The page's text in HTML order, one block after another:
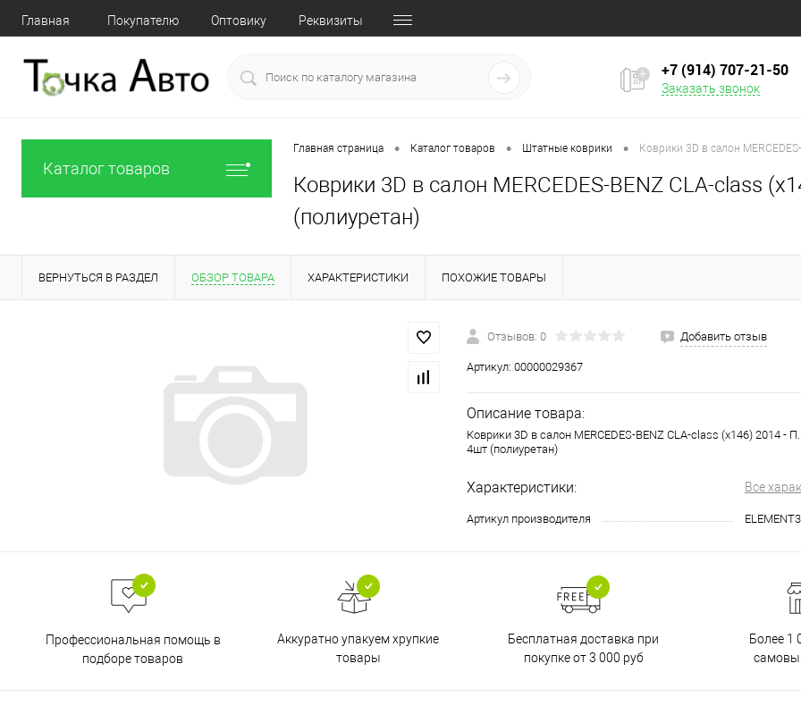
Главная Покупателю Оптовику Реквизиты
+7 (914) 707‒21‒50
Заказать звонок
Каталог товаров
Главная страница • Каталог товаров • Штатные коврики • Коврики 3D в салон
Коврики 3D в салон MERCEDES-BENZ CLA-class
(полиуретан)
ВЕРНУТЬСЯ В РАЗДЕЛ ОБЗОР ТОВАРА ХАРАКТЕРИСТИКИ ПОХОЖИЕ ТОВАРЫ
Отзывов: 0 Добавить отзыв
Артикул: 00000029367
Описание товара:
Коврики 3D в салон MERCEDES-BENZ CLA-class (x146) 2014 -
4шт (полиуретан)
Характеристики: Все
Артикул производителя
Профессиональная помощь в
подборе товаров
Аккуратно упакуем хрупкие
товары
Бесплатная доставка при
покупке от 3 000 руб
Более 1